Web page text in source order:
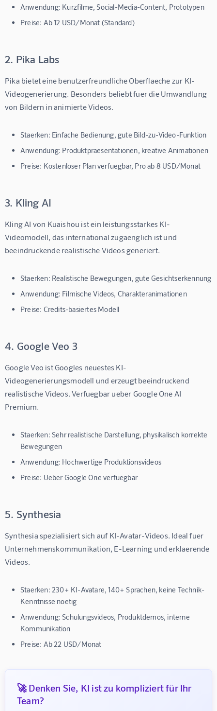
Anwendung: Kurzfilme, Social-Media-Content, Prototypen
Preise: Ab 12 USD/Monat (Standard)
2. Pika Labs
Pika bietet eine benutzerfreundliche Oberflaeche zur KI-
Videogenerierung. Besonders beliebt fuer die Umwandlung
von Bildern in animierte Videos.
Staerken: Einfache Bedienung, gute Bild-zu-Video-Funktion
Anwendung: Produktpraesentationen, kreative Animationen
Preise: Kostenloser Plan verfuegbar, Pro ab 8 USD/Monat
3. Kling AI
Kling AI von Kuaishou ist ein leistungsstarkes KI-
Videomodell, das international zugaenglich ist und
beeindruckende realistische Videos generiert.
Staerken: Realistische Bewegungen, gute Gesichtserkennung
Anwendung: Filmische Videos, Charakteranimationen
Preise: Credits-basiertes Modell
4. Google Veo 3
Google Veo ist Googles neuestes KI-
Videogenerierungsmodell und erzeugt beeindruckend
realistische Videos. Verfuegbar ueber Google One AI
Premium.
Staerken: Sehr realistische Darstellung, physikalisch korrekte
Bewegungen
Anwendung: Hochwertige Produktionsvideos
Preise: Ueber Google One verfuegbar
5. Synthesia
Synthesia spezialisiert sich auf KI-Avatar-Videos. Ideal fuer
Unternehmenskommunikation, E-Learning und erklaerende
Videos.
Staerken: 230+ KI-Avatare, 140+ Sprachen, keine Technik-
Kenntnisse noetig
Anwendung: Schulungsvideos, Produktdemos, interne
Kommunikation
Preise: Ab 22 USD/Monat
🚀 Denken Sie, KI ist zu kompliziert für Ihr
Team?